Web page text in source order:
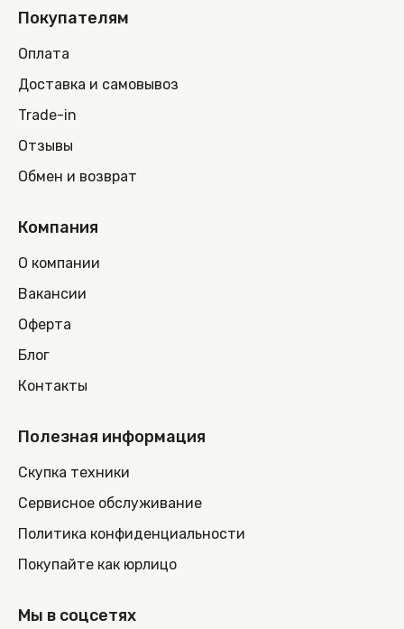
Покупателям
Оплата
Доставка и самовывоз
Trade-in
Отзывы
Обмен и возврат
Компания
О компании
Вакансии
Оферта
Блог
Контакты
Полезная информация
Скупка техники
Сервисное обслуживание
Политика конфиденциальности
Покупайте как юрлицо
Мы в соцсетях